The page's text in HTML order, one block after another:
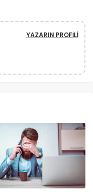
YAZARIN PROFILI